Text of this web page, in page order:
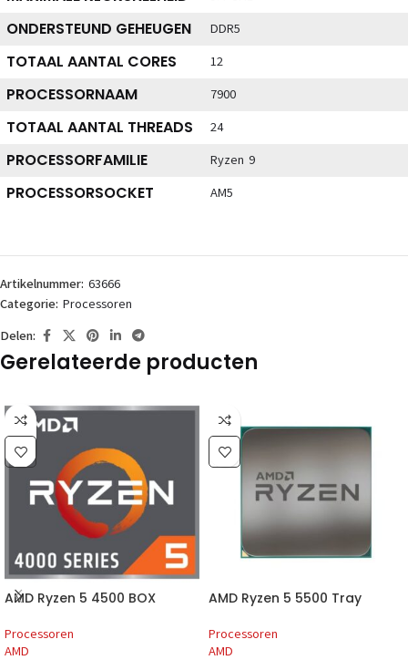
ONDERSTEUND GEHEUGEN DDR5
TOTAAL AANTAL CORES 12
PROCESSORNAAM 7900
TOTAAL AANTAL THREADS 24
PROCESSORFAMILIE Ryzen 9
PROCESSORSOCKET AM5
Artikelnummer: 63666
Categorie: Processoren
Delen:
Gerelateerde producten
AMD Ryzen 5 4500 BOX
Processoren
AMD
AMD Ryzen 5 5500 Tray
Processoren
AMD